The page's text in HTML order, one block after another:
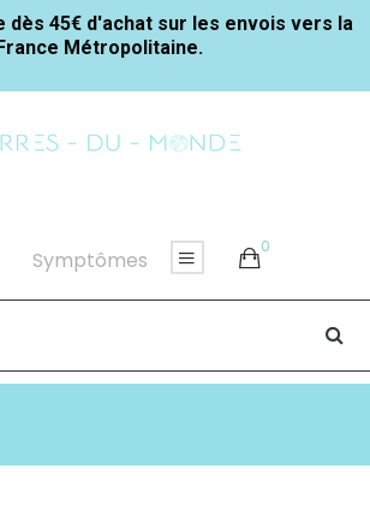
45€ d'achat sur les envois vers la
Métropolitaine.
Symptômes
0